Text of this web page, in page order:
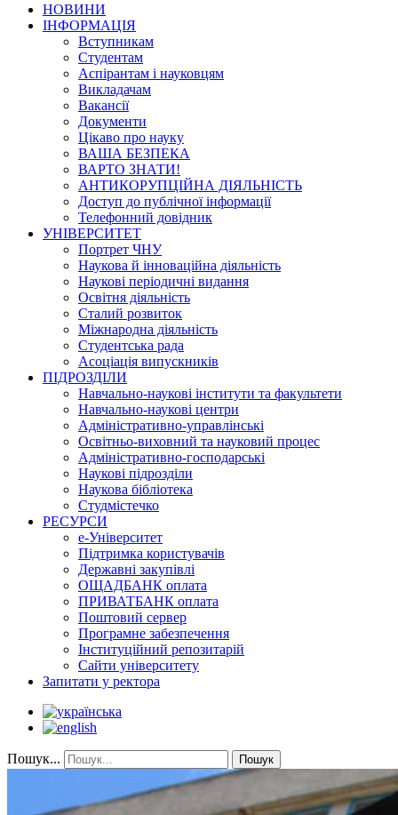
НОВИНИ
ІНФОРМАЦІЯ
Вступникам
Студентам
Аспірантам і науковцям
Викладачам
Вакансії
Документи
Цікаво про науку
ВАША БЕЗПЕКА
ВАРТО ЗНАТИ!
АНТИКОРУПЦІЙНА ДІЯЛЬНІСТЬ
Доступ до публічної інформації
Телефонний довідник
УНІВЕРСИТЕТ
Портрет ЧНУ
Наукова й інноваційна діяльність
Наукові періодичні видання
Освітня діяльність
Сталий розвиток
Міжнародна діяльність
Студентська рада
Асоціація випускників
ПІДРОЗДІЛИ
Навчально-наукові інститути та факультети
Навчально-наукові центри
Адміністративно-управлінські
Освітньо-виховний та науковий процес
Адміністративно-господарські
Наукові підрозділи
Наукова бібліотека
Студмістечко
РЕСУРСИ
е-Університет
Підтримка користувачів
Державні закупівлі
ОЩАДБАНК оплата
ПРИВАТБАНК оплата
Поштовий сервер
Програмне забезпечення
Інституційний репозитарій
Сайти університету
Запитати у ректора
Пошук... Пошук